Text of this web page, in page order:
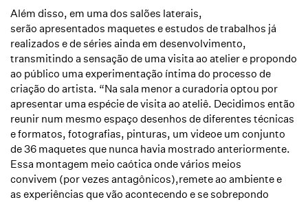
Além disso, em uma dos salões laterais,
serão apresentados maquetes e estudos de trabalhos já
realizados e de séries ainda em desenvolvimento,
transmitindo a sensação de uma visita ao atelier e propondo
ao público uma experimentação íntima do processo de
criação do artista. “Na sala menor a curadoria optou por
apresentar umaespéciede visita ao ateliê. Decidimos então
reunir num mesmo espaço desenhos de diferentes técnicas
e formatos, fotografias, pinturas, um videoe um conjunto
de 36 maquetes que nunca havia mostrado anteriormente.
Essa montagem meio caótica onde vários meios
convivem (por vezes antagônicos),remete ao ambiente e
as experiências que vão acontecendo e se sobrepondo